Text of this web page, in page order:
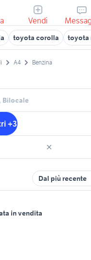
Vendi
toyota corolla toyota
A4 Benzina
+3
Dal più recente
in vendita